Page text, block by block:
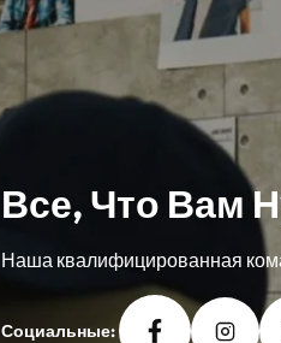
Все, Что Вам
Наша квалифицированная
Социальные: